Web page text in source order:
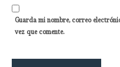
Guarda mi nombre, correo
vez que comente.